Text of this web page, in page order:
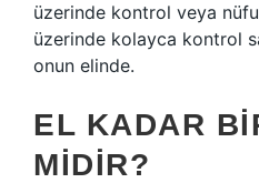
üzerinde kontrol veya
üzerinde kolayca kontrol
onun elinde.
EL KADAR
MIDIR?